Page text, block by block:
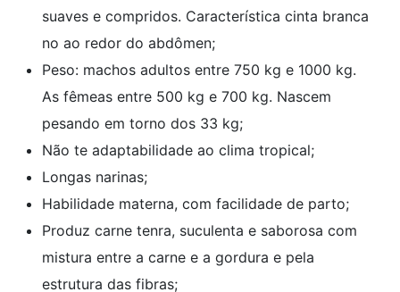
suaves e compridos. Característica cinta branca
no ao redor do abdômen;
Peso: machos adultos entre 750 kg e 1000 kg.
As fêmeas entre 500 kg e 700 kg. Nascem
pesando em torno dos 33 kg;
Não te adaptabilidade ao clima tropical;
Longas narinas;
Habilidade materna, com facilidade de parto;
Produz carne tenra, suculenta e saborosa com
mistura entre a carne e a gordura e pela
estrutura das fibras;